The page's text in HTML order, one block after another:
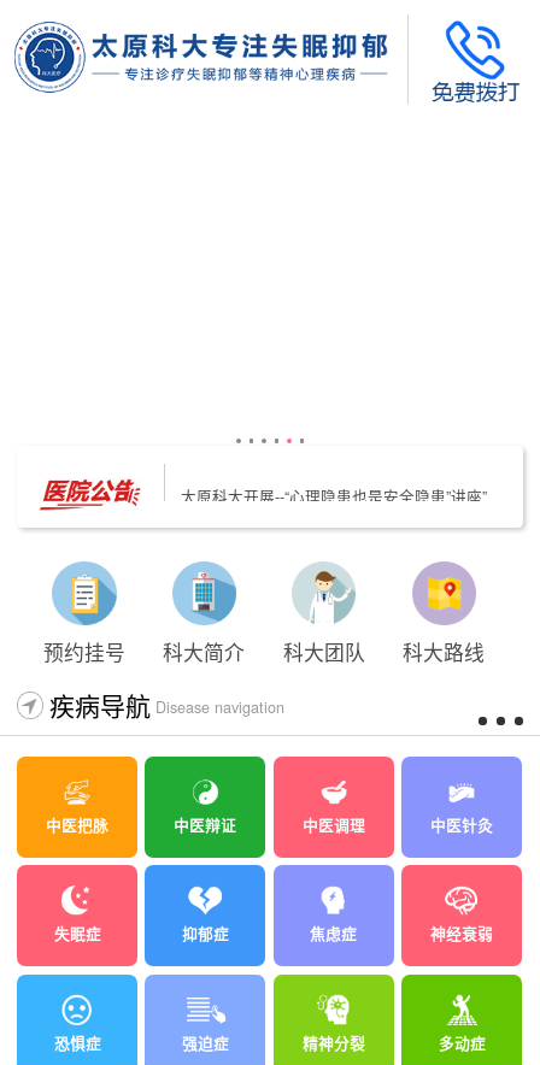
太原科大开展--“心理隐患也是安全隐患”讲座”
预约挂号 科大简介 科大团队 科大路线
疾病导航 Disease navigation
中医把脉 中医辩证 中医调理 中医针灸
失眠症 抑郁症 焦虑症 神经衰弱
恐惧症 强迫症 精神分裂 多动症